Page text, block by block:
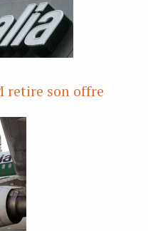
retire son offre